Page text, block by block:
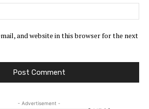
and website in this browser for the next
- Advertisement -